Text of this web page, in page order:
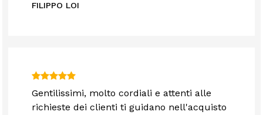
FILIPPO LOI
Gentilissimi, molto cordiali e attenti alle
richieste dei clienti ti guidano nell'acquisto